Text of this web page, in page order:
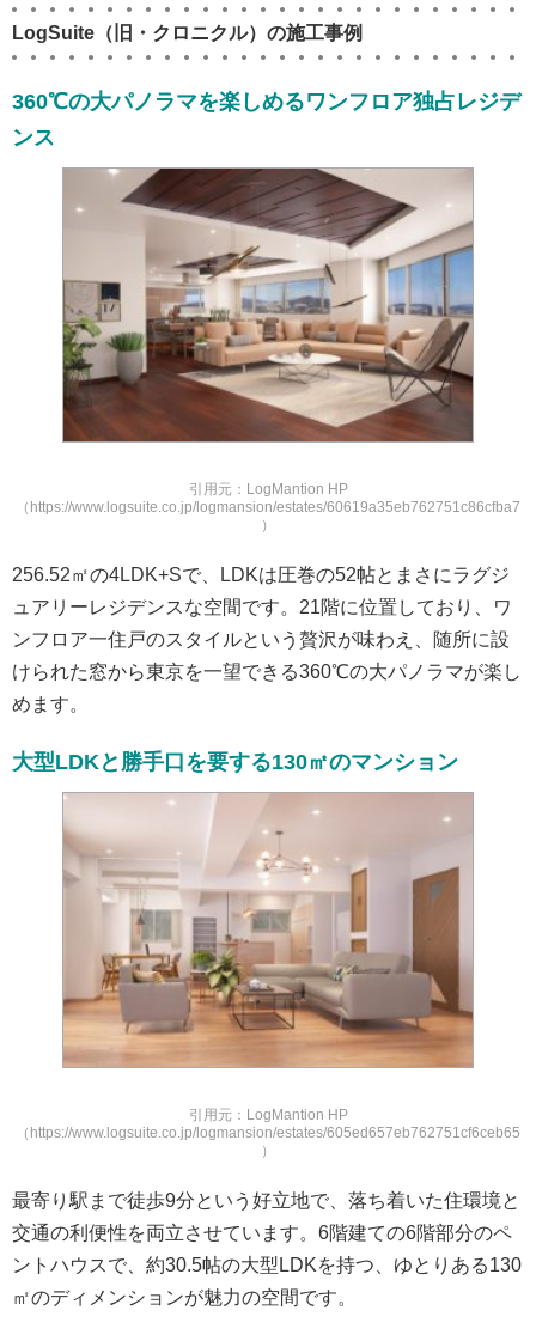
LogSuite （旧・クロニクル）の施工事例
360℃の大パノラマを楽しめるワンフロア独占レジデ
ンス
引用元：LogMantion HP
（https://www.logsuite.co.jp/logmansion/estates/60619a35eb762751c86cfba7
）
256.52㎡の4LDK+Sで、LDKは圧巻の52帖とまさにラグジ
ュアリーレジデンスな空間です。21階に位置しており、ワ
ンフロア一住戸のスタイルという贅沢が味わえ、随所に設
けられた窓から東京を一望できる360℃の大パノラマが楽し
めます。
大型LDKと勝手口を要する130㎡のマンション
引用元：LogMantion HP
（https://www.logsuite.co.jp/logmansion/estates/605ed657eb762751cf6ceb65
）
最寄り駅まで徒歩9分という好立地で、落ち着いた住環境と
交通の利便性を両立させています。6階建ての6階部分のペ
ントハウスで、約30.5帖の大型LDKを持つ、ゆとりある130
㎡のディメンションが魅力の空間です。